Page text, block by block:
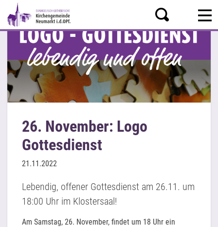
26. November: Logo
Gottesdienst
21.11.2022
Lebendig, offener Gottesdienst am 26.11. um
18:00 Uhr im Klostersaal!
Am Samstag, 26. November, findet um 18 Uhr ein